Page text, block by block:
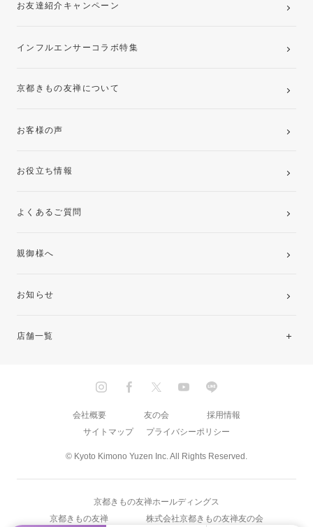
お友達紹介キャンペーン
インフルエンサーコラボ特集
京都きもの友禅について
お客様の声
お役立ち情報
よくあるご質問
親御様へ
お知らせ
店舗一覧
© Kyoto Kimono Yuzen Inc. All Rights Reserved.
会社概要 友の会
採用情報
サイトマップ
プライバシーポリシー
京都きもの友禅ホールディングス
京都きもの友禅
株式会社京都きもの友禅友の会